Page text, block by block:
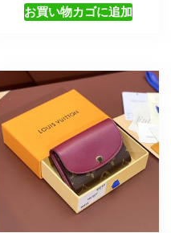
お買い物カゴに追加